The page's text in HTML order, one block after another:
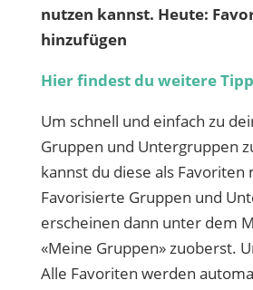
nutzen kannst. Heute:
hinzufügen
Hier findest du weitere
Um schnell und einfach zu
Gruppen und Untergruppen
kannst du diese als Favoriten
Favorisierte Gruppen und
erscheinen dann unter dem
«Meine Gruppen» zuoberst.
Alle Favoriten werden